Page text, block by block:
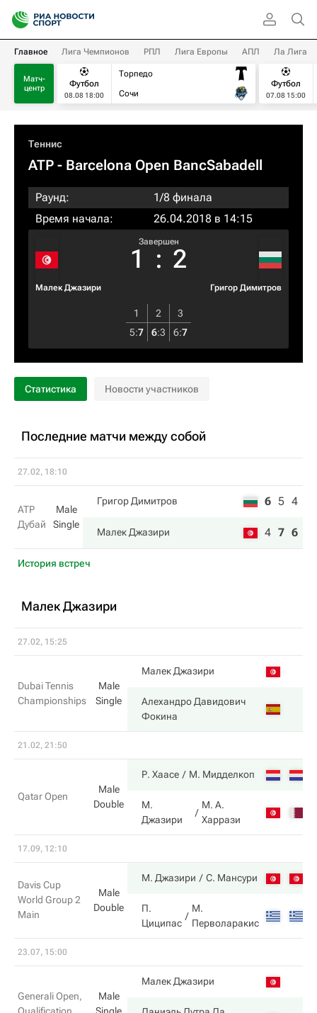
Главное Лига Чемпионов РПЛ Лига Европы АПЛ Ла Лига
Матч-
центр
Футбол
08.08 18:00
Торпедо
Сочи
Футбол
07.08 15:00
Теннис
ATP - Barcelona Open BancSabadell
Раунд:
1/8 финала
Время начала:
26.04.2018 в 14:15
Малек Джазири
Завершен
1 : 2
Григор Димитров
1 2
3
5:7 6:3 6:7
Статистика Новости участников
Последние матчи между собой
27.02, 18:10
ATP
Дубай
Male
Single
Григор Димитров 6 5 4
Малек Джазири 4 7 6
История встреч
Малек Джазири
27.02, 15:25
Dubai Tennis
Championships
Male
Single
Малек Джазири
Алехандро Давидович
Фокина
21.02, 21:50
Qatar Open
Male
Double
Р. Хаасе М. Мидделкоп
М.
Джазири
М. А.
Харрази
17.09, 12:10
Davis Cup
World Group 2
Main
Male
Double
М. Джазири С. Мансури
П.
Циципас
М.
Перволаракис
23.07, 15:00
Generali Open,
Male
Малек Джазири